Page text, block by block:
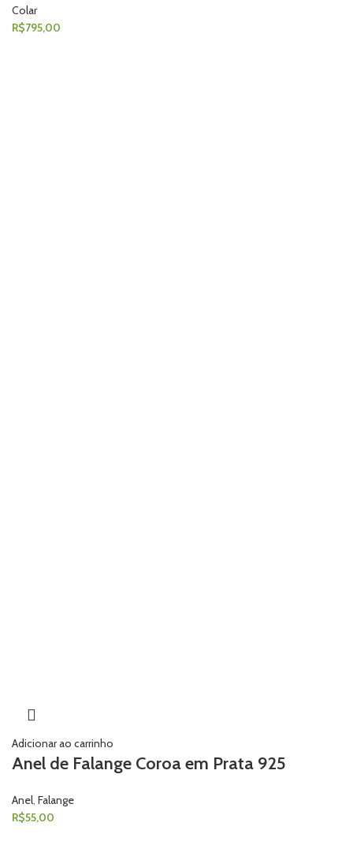
Colar
R$795,00
Adicionar ao carrinho
Anel de Falange Coroa em Prata 925
Anel Falange
R$55,00